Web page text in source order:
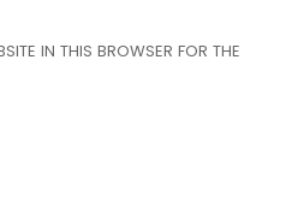
IN THIS BROWSER FOR THE